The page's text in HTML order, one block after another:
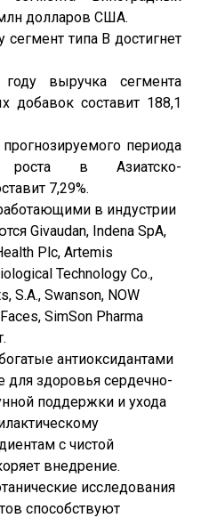
долларов США.
типа B достигнет
выручка сегмента
добавок составит 188,1
периода
роста в Азиатско-
7,29%.
в индустрии
Givaudan, Indena SpA,
Plc, Artemis
Technology Co.,
S.A., Swanson, NOW
SimSon Pharma
антиоксидантами
для здоровья сердечно-
поддержки и ухода
с чистой
внедрение.
исследования
способствуют